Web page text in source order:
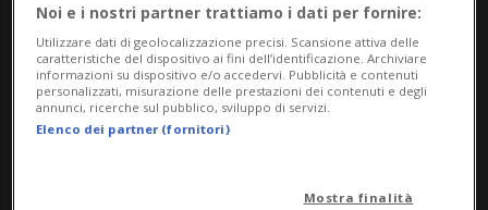
Sottoscrivi un abbonamentoArchivioper
leggere questo articolo, oppure scegli
MyTioAboper accedere all'archivio e
navigare su sito e app senza pubblicità.
Noi e i nostri partner trattiamo i dati per fornire:
Utilizzare dati di geolocalizzazione precisi. Scansione attiva delle
caratteristiche del dispositivo ai fini dell’identificazione. Archiviare
informazioni su dispositivo e/o accedervi. Pubblicità e contenuti
personalizzati, misurazione delle prestazioni dei contenuti e degli
annunci, ricerche sul pubblico, sviluppo di servizi.
Elenco dei partner (fornitori)
Mostra finalità